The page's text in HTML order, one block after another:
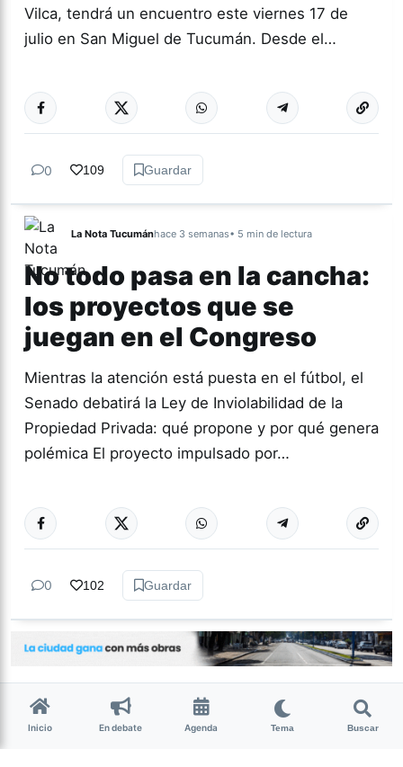
Vilca, tendrá un encuentro este viernes 17 de
julio en San Miguel de Tucumán. Desde el…
TUCUMÁN Más
0 109 Guardar
La Nota Tucumánhace 3 semanas• 5 min de lectura
No todo pasa en la cancha:
los proyectos que se
juegan en el Congreso
Mientras la atención está puesta en el fútbol, el
Senado debatirá la Ley de Inviolabilidad de la
Propiedad Privada: qué propone y por qué genera
polémica El proyecto impulsado por…
ACTUALIDAD Más
0 102 Guardar
Inicio En debate Agenda Tema Buscar